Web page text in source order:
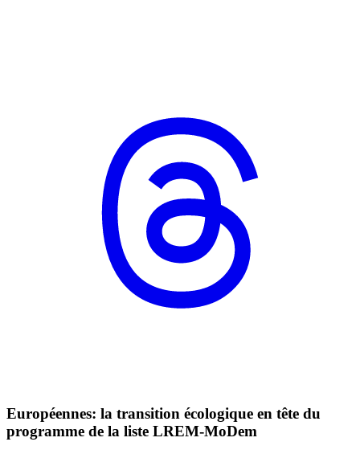
Européennes: la transition écologique en tête du
programme de la liste LREM-MoDem